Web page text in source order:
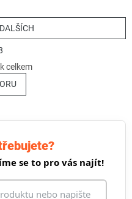
celkem
se to pro vás najít!